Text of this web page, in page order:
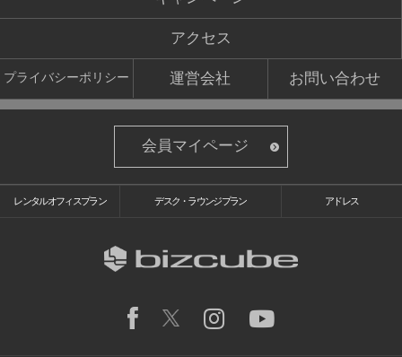
アクセス
プライバシーポリシー 運営会社 お問い合わせ
会員マイページ
レンタルオフィスプラン デスク・ラウンジプラン アドレス